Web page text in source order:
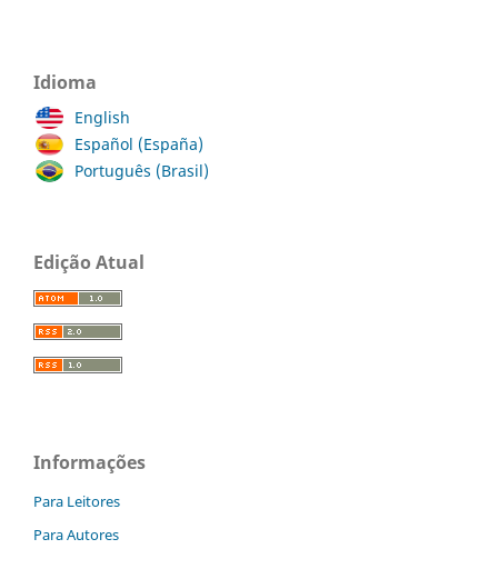
Idioma
English
Español (España)
Português (Brasil)
Edição Atual
Informações
Para Leitores
Para Autores